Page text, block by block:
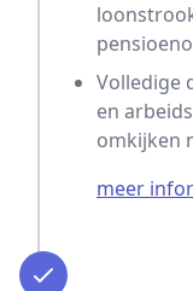
Volledige
en
omkijken
meer